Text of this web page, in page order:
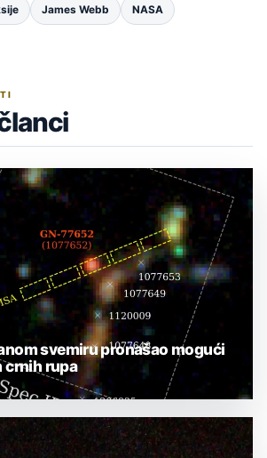
James Webb NASA
svemiru pronašao mogući
crnih rupa